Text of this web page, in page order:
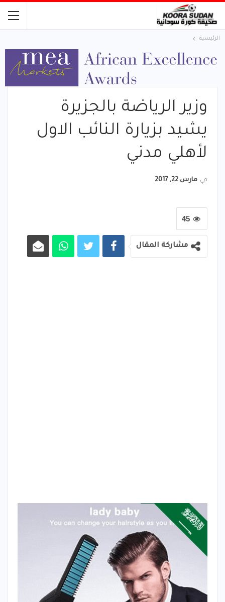
الرئيسية
وزير الرياضة بالجزيرة
يشيد بزيارة النائب الاول
لأهلي مدني
في مارس 22, 2017
45
مشاركة المقال